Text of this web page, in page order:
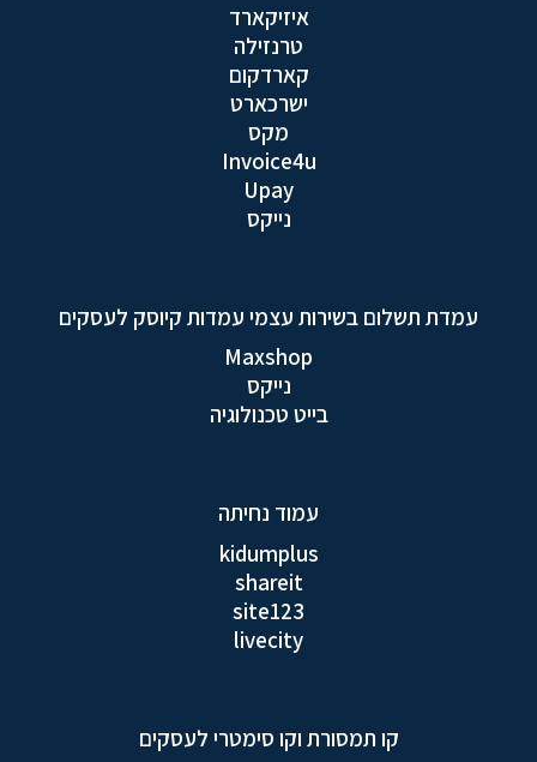
איזיקארד
טרנזילה
קארדקום
ישרכארט
מקס
Invoice4u
Upay
נייקס
עמדת תשלום בשירות עצמי עמדות קיוסק לעסקים
Maxshop
נייקס
בייט טכנולוגיה
עמוד נחיתה
kidumplus
shareit
site123
livecity
קו תמסורת וקו סימטרי לעסקים